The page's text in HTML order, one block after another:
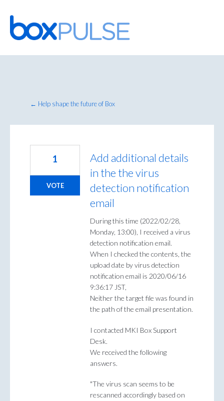
Skip
to
content
← Help shape the future of Box
Add additional details
in the the virus
detection notification
email
During this time (2022/02/28,
Monday, 13:00), I received a virus
detection notification email.
When I checked the contents, the
upload date by virus detection
notification email is 2020/06/16
9:36:17 JST,
Neither the target file was found in
the path of the email presentation.
I contacted MKI Box Support
Desk.
We received the following
answers.
"The virus scan seems to be
rescanned accordingly based on
1
VOTE